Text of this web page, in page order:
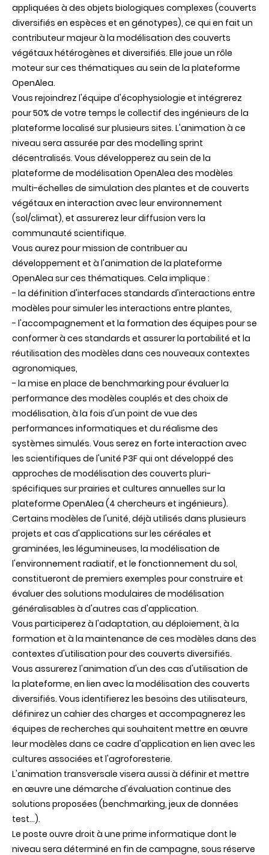
appliquées à des objets biologiques complexes (couverts
diversifiés en espèces et en génotypes), ce qui en fait un
contributeur majeur à la modélisation des couverts
végétaux hétérogènes et diversifiés. Elle joue un rôle
moteur sur ces thématiques au sein de la plateforme
OpenAlea.
Vous rejoindrez l'équipe d'écophysiologie et intégrerez
pour 50% de votre temps le collectif des ingénieurs de la
plateforme localisé sur plusieurs sites. L'animation à ce
niveau sera assurée par des modelling sprint
décentralisés. Vous développerez au sein de la
plateforme de modélisation OpenAlea des modèles
multi-échelles de simulation des plantes et de couverts
végétaux en interaction avec leur environnement
(sol/climat), et assurerez leur diffusion vers la
communauté scientifique.
Vous aurez pour mission de contribuer au
développement et à l'animation de la plateforme
OpenAlea sur ces thématiques. Cela implique :
- la définition d'interfaces standards d'interactions entre
modèles pour simuler les interactions entre plantes,
- l'accompagnement et la formation des équipes pour se
conformer à ces standards et assurer la portabilité et la
réutilisation des modèles dans ces nouveaux contextes
agronomiques,
- la mise en place de benchmarking pour évaluer la
performance des modèles couplés et des choix de
modélisation, à la fois d'un point de vue des
performances informatiques et du réalisme des
systèmes simulés. Vous serez en forte interaction avec
les scientifiques de l'unité P3F qui ont développé des
approches de modélisation des couverts pluri-
spécifiques sur prairies et cultures annuelles sur la
plateforme OpenAlea (4 chercheurs et ingénieurs).
Certains modèles de l'unité, déjà utilisés dans plusieurs
projets et cas d'applications sur les céréales et
graminées, les légumineuses, la modélisation de
l'environnement radiatif, et le fonctionnement du sol,
constitueront de premiers exemples pour construire et
évaluer des solutions modulaires de modélisation
généralisables à d'autres cas d'application.
Vous participerez à l'adaptation, au déploiement, à la
formation et à la maintenance de ces modèles dans des
contextes d'utilisation pour des couverts diversifiés.
Vous assurerez l'animation d'un des cas d'utilisation de
la plateforme, en lien avec la modélisation des couverts
diversifiés. Vous identifierez les besoins des utilisateurs,
définirez un cahier des charges et accompagnerez les
équipes de recherches qui souhaitent mettre en œuvre
leur modèles dans ce cadre d'application en lien avec les
cultures associées et l'agroforesterie.
L'animation transversale visera aussi à définir et mettre
en œuvre une démarche d'évaluation continue des
solutions proposées (benchmarking, jeux de données
test…).
Le poste ouvre droit à une prime informatique dont le
niveau sera déterminé en fin de campagne, sous réserve